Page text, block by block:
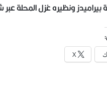
بيراميدز ونظيره غزل المحلة
X